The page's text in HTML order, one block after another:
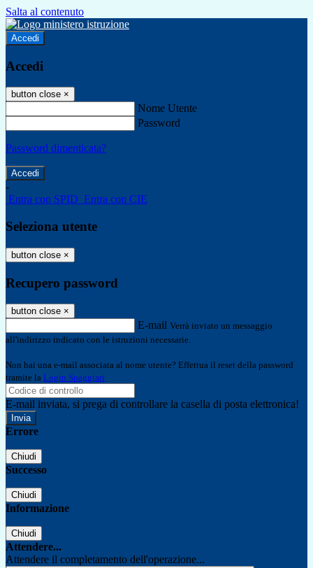
Salta al contenuto
Accedi
Accedi
button close ×
Nome Utente
Password
Password dimenticata?
-
Entra con SPID Entra con CIE
Seleziona utente
button close ×
Recupero password
button close ×
E-mail Verrà inviato un messaggio
all'indirizzo indicato con le istruzioni necessarie.
Non hai una e-mail associata al nome utente? Effettua il reset della password
tramite la Login Spaggiari
E-mail inviata, si prega di controllare la casella di posta elettronica!
Errore
Chiudi
Successo
Chiudi
Informazione
Chiudi
Attendere...
Attendere il completamento dell'operazione...